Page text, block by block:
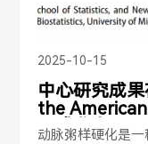
2025-10-15
中心研究成
the
正式发表
动脉粥样硬化是